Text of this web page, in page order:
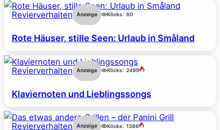
Revierverhalten Anzeige Klicks: 60
Rote Häuser, stille Seen: Urlaub in Småland
Revierverhalten Anzeige Klicks: 2499
Klaviernoten und Lieblingssongs
Revierverhalten Anzeige Klicks: 1386